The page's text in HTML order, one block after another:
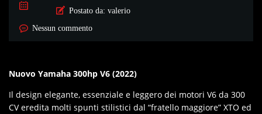
Postato da: valerio
Nessun commento
Nuovo Yamaha 300hp V6 (2022)
Il design elegante, essenziale e leggero dei motori V6 da 300
CV eredita molti spunti stilistici dal “fratello maggiore” XTO ed